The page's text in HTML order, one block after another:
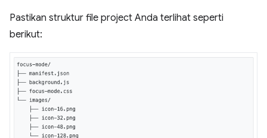
Pastikan struktur file project Anda terlihat seperti
berikut: